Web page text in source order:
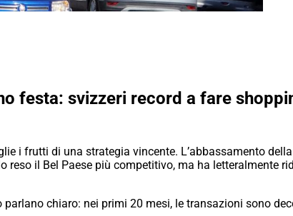
festa: svizzeri record a fare
i frutti di una strategia vincente. L’abbassamento
reso il Bel Paese più competitivo, ma ha letteralmente
chiaro: nei primi 20 mesi, le transazioni sono